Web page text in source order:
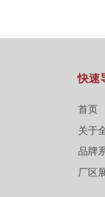
快速
首页
关于
品牌
厂区